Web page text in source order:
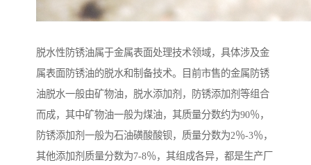
脱水性防锈油属于金属表面处理技术领域，具体涉及金
属表面防锈油的脱水和制备技术。目前市售的金属防锈
油脱水一般由矿物油，脱水添加剂，防锈添加剂等组合
而成，其中矿物油一般为煤油，其质量分数约为90％，
防锈添加剂一般为石油磺酸酸钡，质量分数为2％-3％，
其他添加剂质量分数为7-8％，其组成各异，都是生产厂